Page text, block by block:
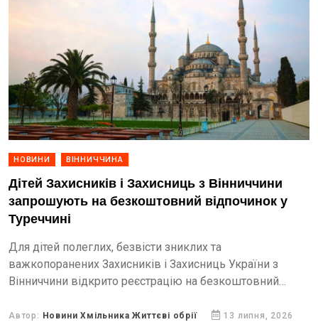
НОВИНИ ВІННИЧЧИНА
Дітей Захисників і Захисниць з Вінниччини
запрошують на безкоштовний відпочинок у
Туреччині
Для дітей полеглих, безвісти зниклих та
важкопоранених Захисників і Захисниць України з
Вінниччини відкрито реєстрацію на безкоштовний
Автор: Новини Хмільника Життєві обрії 13 липня, 2026